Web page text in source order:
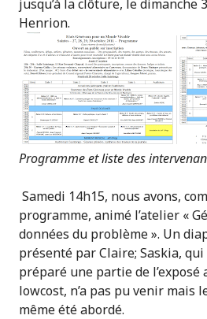
jusqu’à la clôture, le dimanche
Henrion.
Programme et liste des
Samedi 14h15, nous avons,
programme, animé l’atelier «
données du problème ». Un
présenté par Claire; Saskia,
préparé une partie de l’exposé
lowcost, n’a pas pu venir mais
même été abordé.